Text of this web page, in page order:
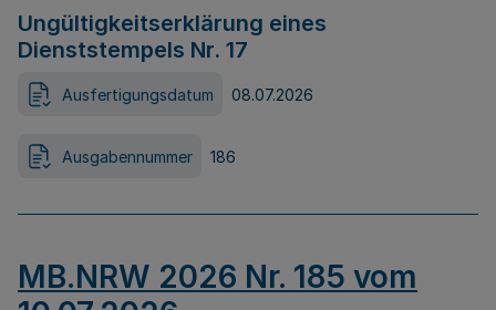
Ungültigkeitserklärung eines
Dienststempels Nr. 17
Ausfertigungsdatum 08.07.2026
Ausgabennummer 186
MB.NRW 2026 Nr. 185 vom